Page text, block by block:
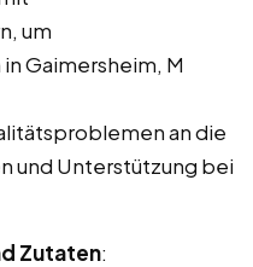
um
Gaimersheim, M
an die
und Unterstützung bei
Zutaten: